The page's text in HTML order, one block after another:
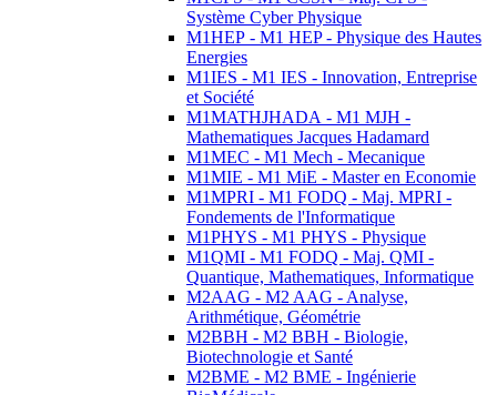
Système Cyber Physique
M1HEP - M1 HEP - Physique des Hautes
Energies
M1IES - M1 IES - Innovation, Entreprise
et Société
M1MATHJHADA - M1 MJH -
Mathematiques Jacques Hadamard
M1MEC - M1 Mech - Mecanique
M1MIE - M1 MiE - Master en Economie
M1MPRI - M1 FODQ - Maj. MPRI -
Fondements de l'Informatique
M1PHYS - M1 PHYS - Physique
M1QMI - M1 FODQ - Maj. QMI -
Quantique, Mathematiques, Informatique
M2AAG - M2 AAG - Analyse,
Arithmétique, Géométrie
M2BBH - M2 BBH - Biologie,
Biotechnologie et Santé
M2BME - M2 BME - Ingénierie